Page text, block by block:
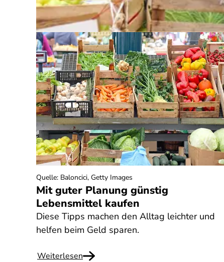
Mit guter Planung günstig
Lebensmittel kaufen
Diese Tipps machen den Alltag leichter und
helfen beim Geld sparen.
Weiterlesen
Quelle: Baloncici, Getty Images